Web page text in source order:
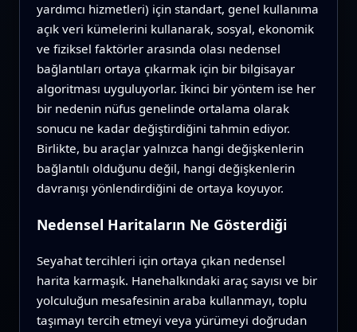
yardımcı hizmetleri) için standart, genel kullanıma
açık veri kümelerini kullanarak, sosyal, ekonomik
ve fiziksel faktörler arasında olası nedensel
bağlantıları ortaya çıkarmak için bir bilgisayar
algoritması uyguluyorlar. İkinci bir yöntem ise her
bir nedenin nüfus genelinde ortalama olarak
sonucu ne kadar değiştirdiğini tahmin ediyor.
Birlikte, bu araçlar yalnızca hangi değişkenlerin
bağlantılı olduğunu değil, hangi değişkenlerin
davranışı yönlendirdiğini de ortaya koyuyor.
Nedensel Haritaların Ne Gösterdiği
Seyahat tercihleri için ortaya çıkan nedensel
harita karmaşık. Hanehalkındaki araç sayısı ve bir
yolculuğun mesafesinin araba kullanmayı, toplu
taşımayı tercih etmeyi veya yürümeyi doğrudan